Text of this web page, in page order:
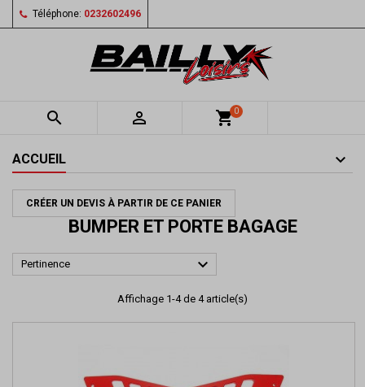
Téléphone: 0232602496
  shopping_cart0
ACCUEIL
CRÉER UN DEVIS À PARTIR DE CE PANIER
BUMPER ET PORTE BAGAGE
Pertinence 
Affichage 1-4 de 4 article(s)